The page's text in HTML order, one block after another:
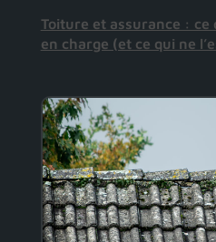
Toiture et assurance :
en charge (et ce qui ne